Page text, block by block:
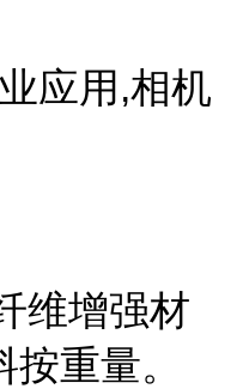
应用,相机
维增强材
重量。